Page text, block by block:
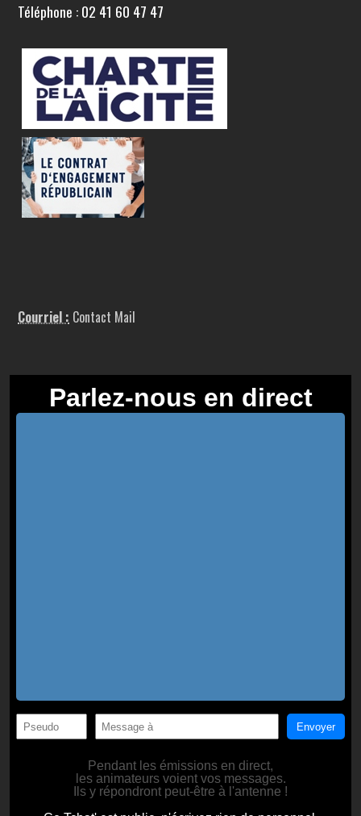
Téléphone : 02 41 60 47 47
Courriel : Contact Mail